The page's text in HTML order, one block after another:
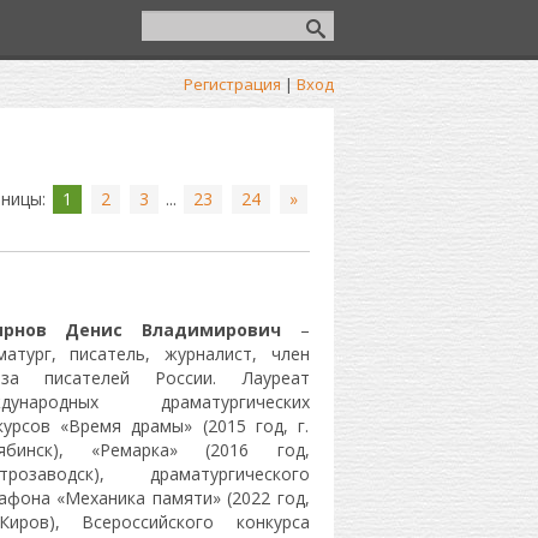
Регистрация | Вход
: 1 2 3 ... 23 24 »
Денис Владимирович –
писатель, журналист, член
писателей России. Лауреат
драматургических
«Время драмы» (2015 год, г.
«Ремарка» (2016 год,
драматургического
«Механика памяти» (2022 год,
Всероссийского конкурса